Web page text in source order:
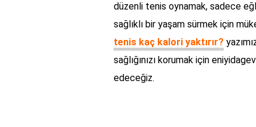
düzenli tenis oynamak, sadece
sağlıklı bir yaşam sürmek için
tenis kaç kalori yaktırır?
sağlığınızı korumak için
edeceğiz.